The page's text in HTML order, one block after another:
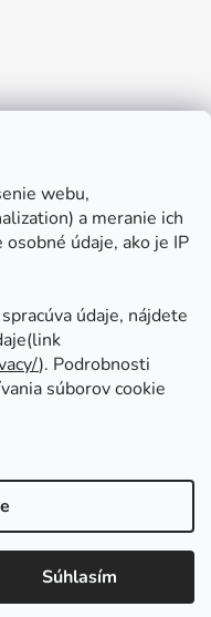
webu,
a meranie ich
údaje, ako je IP
údaje, nájdete
⁩). Podrobnosti
súborov cookie
Súhlasím
- všetko pre
práva vyhradené.
cookies